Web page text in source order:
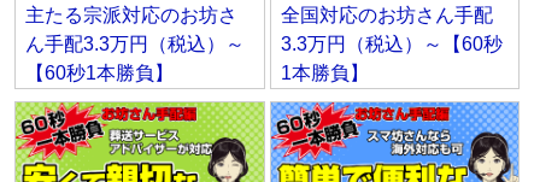
主たる宗派対応のお坊さ
ん手配3.3万円（税込）～
【60秒1本勝負】
全国対応のお坊さん手配
3.3万円（税込）～【60秒
1本勝負】